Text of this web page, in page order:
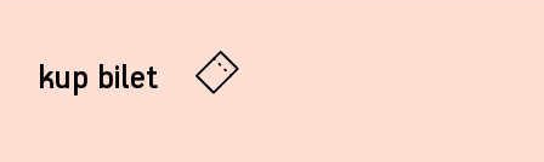
kup bilet